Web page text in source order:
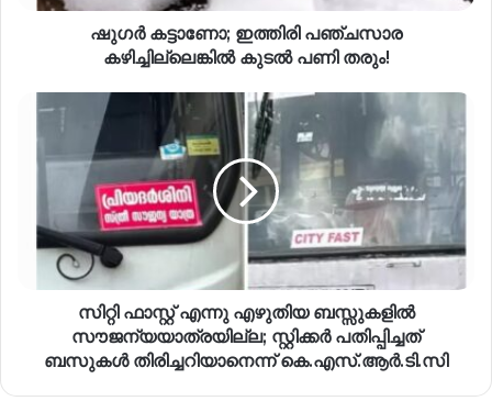
ഷുഗർ കട്ടാണോ; ഇത്തിരി പഞ്ചസാര
കഴിച്ചില്ലെങ്കിൽ കുടൽ പണി തരും!
സിറ്റി ഫാസ്റ്റ് എന്നു എഴുതിയ ബസ്സുകളിൽ
സൗജന്യയാത്രയില്ല; സ്റ്റിക്കർ പതിപ്പിച്ചത്
ബസുകൾ തിരിച്ചറിയാനെന്ന് കെ.എസ്.ആർ.ടി.സി